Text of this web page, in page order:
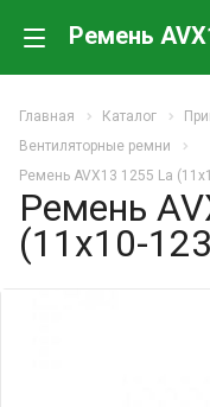
Главная Каталог
Вентиляторные ремни
Ремень AVX13 1255 La
Ремень
(11х10-